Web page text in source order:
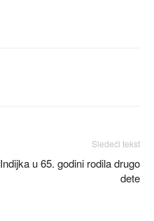
Sledeći tekst
Indijka u 65. godini rodila drugo
dete